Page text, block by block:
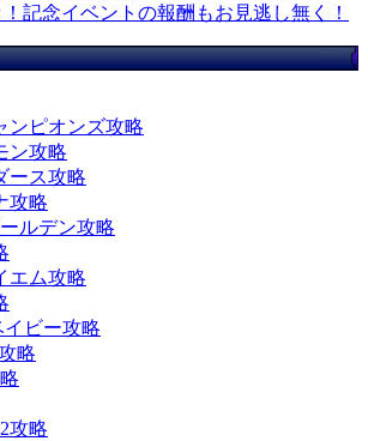
記念イベントの報酬もお見逃し無く！
ンピオンズ攻略
ン攻略
ース攻略
攻略
ルデン攻略
エム攻略
ビー攻略
略
攻略